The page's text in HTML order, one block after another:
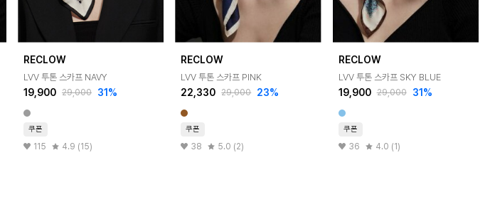
RECLOW
LVV 투톤 스카프 NAVY
19,900 29,000 31%
쿠폰
115 4.9 (15)
RECLOW
LVV 투톤 스카프 PINK
22,330 29,000 23%
쿠폰
38 5.0 (2)
RECLOW
LVV 투톤 스카프 SKY BLUE
19,900 29,000 31%
쿠폰
36 4.0 (1)